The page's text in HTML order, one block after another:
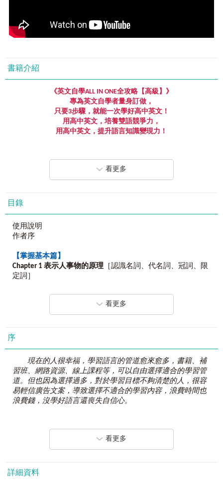
書籍介紹
《英文自學ALL IN ONE全攻略【高級】》
專為英文自學者量身訂做，
只要3步驟，就能一次學好高中英文！
用高中英文，培養雙語競爭力，
用高中英文，提升語言知識變現力！
已經具備國中英文程度，想進一步提升卻不知從何下手！
準備申請留學，但現在程度無法銜接補習班課程、坊間書
籍！
一次掌握英文閱讀、寫作、口說技巧！
不管是準備出國留學、職場溝通、國外短期定居都適用！
當你我想要精進英文能力，
想用英文簡報，就必須要懂些商務英文，
想寫英文Email，就必須具備詞彙量並了解寫作架構，
發音、單字、文法、會話、寫作、商務英文……，
每個主題都能對應到一套學習課程，
想要增強英文競爭力，真的要上這麼多課嗎？
想要精進英文，首先需要有良好的英文基礎，
不如先力求穩固並提升英文基礎，聽說讀寫各面向同步學
師與「外國語研究發展中心」的專業師資群攜手合作，專為
看更多
目錄
使用說明
作者序
【掌握基本篇】
Chapter 1 表示人事物的原理［認識名詞、代名詞、冠詞、限
定詞］
Unit 2 代名詞的定義
Unit 4 名詞的所有格
Unit 1 動詞的定義
Unit 2 動詞三態變化
Unit 3 助動詞的用法
Unit 4 表示過去、現在、未來
Unit 5 表示不同的語態、語氣
修飾人事物的原理 ［認識形容詞、副詞］
Unit 4 副詞的比較
看更多
序
現在的人很幸福，學習語言的管道愈來愈多，書籍、補
習班、網路資源、線上課程等，可以自由選擇適合的學習管
道。但也因為選擇過多，對於學習目標不夠清楚的人，很容
易輕信廣告文案，導致選擇不適合的學習內容，浪費時間也
浪費錢，沒學好語言還喪失自信心。
不足，就去買單字書；覺得文法概念很差，就去上補習班；
覺得聽力口說很弱，就去找真人家教
項「主題」都可以對應到一套學習課程，但想要增進英文能
看更多
詳細資料